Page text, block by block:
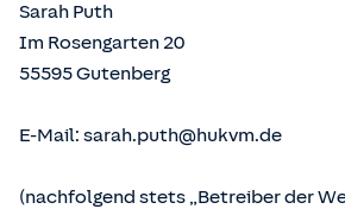
Sarah Puth
Im Rosengarten 20
55595Gutenberg
E-Mail: sarah.puth@hukvm.de
(nachfolgend stets „Betreiber der